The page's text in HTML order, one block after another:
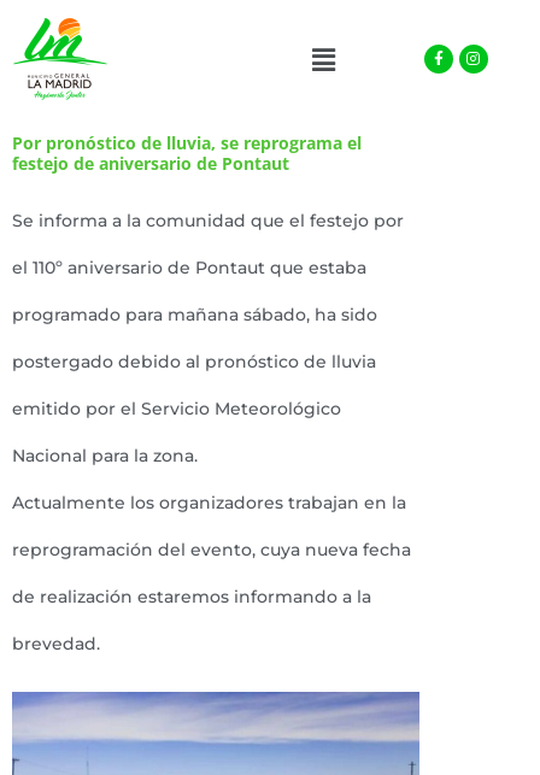
Menu Facebook-
f
Instagram
Por pronóstico de lluvia, se reprograma el
festejo de aniversario de Pontaut
Se informa a la comunidad que el festejo por
el 110º aniversario de Pontaut que estaba
programado para mañana sábado, ha sido
postergado debido al pronóstico de lluvia
emitido por el Servicio Meteorológico
Nacional para la zona.
Actualmente los organizadores trabajan en la
reprogramación del evento, cuya nueva fecha
de realización estaremos informando a la
brevedad.